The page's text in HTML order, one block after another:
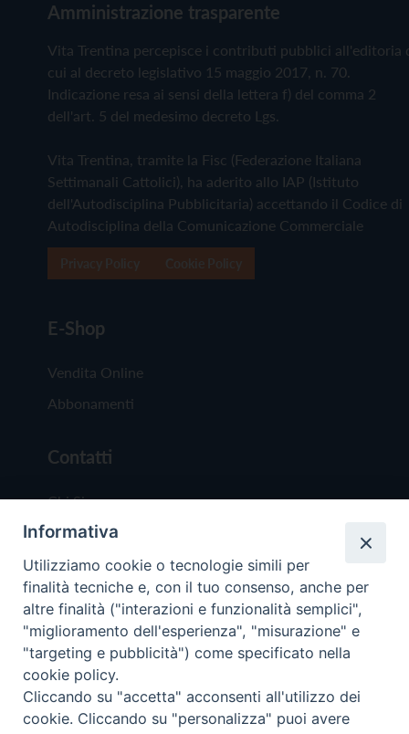
Amministrazione trasparente
Vita Trentina percepisce i contributi pubblici all'editoria
cui al decreto legislativo 15 maggio 2017, n. 70.
Indicazione resa ai sensi della lettera f) del comma 2
dell'art. 5 del medesimo decreto Lgs.
Vita Trentina, tramite la Fisc (Federazione Italiana
Settimanali Cattolici), ha aderito allo IAP (Istituto
dell'Autodisciplina Pubblicitaria) accettando il Codice di
Autodisciplina della Comunicazione Commerciale
E-Shop
Vendita Online
Abbonamenti
Contatti
Chi Siamo
Redazione
Scrivici
Copyright © 2019 - Tutti i diritti riservati - Vita
Trentina Editrice
Informativa
Utilizziamo cookie o tecnologie simili per
finalità tecniche e, con il tuo consenso, anche per
altre finalità ("interazioni e funzionalità semplici",
"miglioramento dell'esperienza", "misurazione" e
"targeting e pubblicità") come specificato nella
cookie policy.
Cliccando su "accetta" acconsenti all'utilizzo dei
cookie. Cliccando su "personalizza" puoi avere